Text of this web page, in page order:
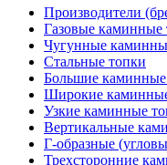
Производители
Газовые каминные
Чугунные
Стальные топки
Большие каминные
Широкие
Узкие каминные
Вертикальные
Г-образные
Трехсторонние